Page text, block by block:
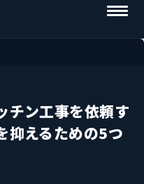
チン工事を依頼す
抑えるための5つ